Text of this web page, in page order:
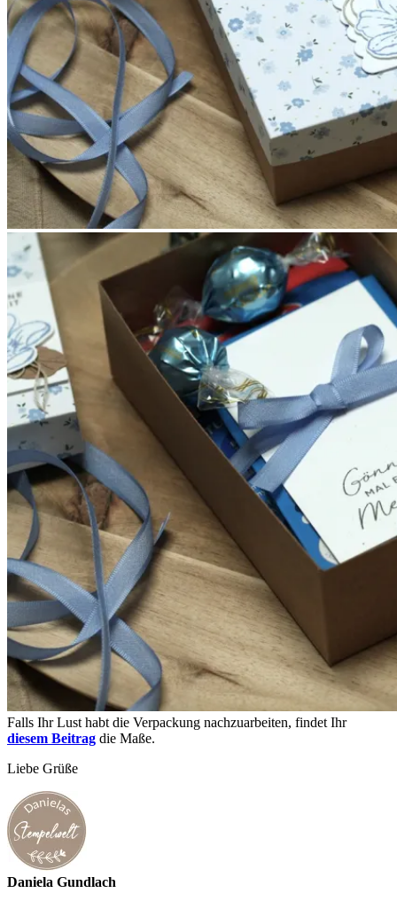
Falls Ihr Lust habt die Verpackung nachzuarbeiten, findet Ihr
diesem Beitrag die Maße.
Liebe Grüße
Daniela Gundlach